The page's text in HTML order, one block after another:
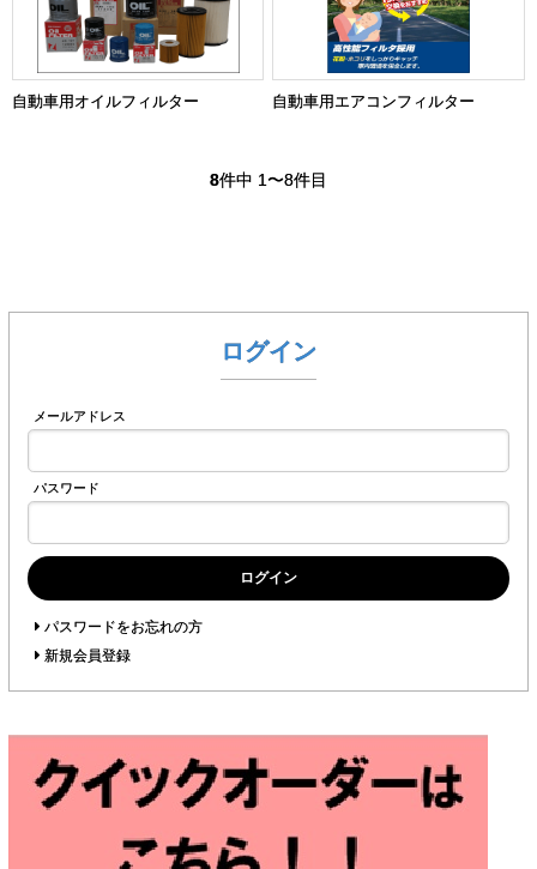
自動車用オイルフィルター 自動車用エアコンフィルター
8件中 1〜8件目
ログイン
メールアドレス
パスワード
ログイン
パスワードをお忘れの方
新規会員登録